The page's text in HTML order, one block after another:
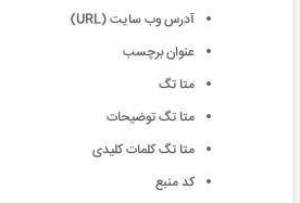
آدرس وب سایت (URL)
عنوان برچسب
متا تگ
متا تگ توضیحات
متا تگ کلمات کلیدی
کد منبع